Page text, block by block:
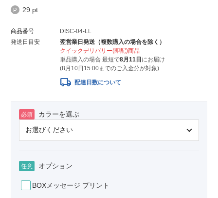
29 pt
商品番号
DISC-04-LL
発送日目安
翌営業日発送（複数購入の場合を除く）
クイックデリバリー(即配)商品
単品購入の場合 最短で8月11日 にお届け
(8月10日15:00までのご入金分が対象)
local_shipping 配達日数について
必須 カラーを選ぶ
任意 オプション
BOXメッセージ プリント